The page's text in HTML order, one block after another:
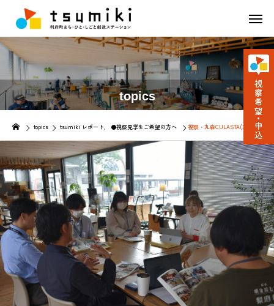
topics
topics tsumiki レポート ●視察見学をご希望の方へ 視察・丸森CULASTA(丸森町)のみ